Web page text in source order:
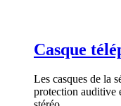
Casque
Les casques de la
protection auditive